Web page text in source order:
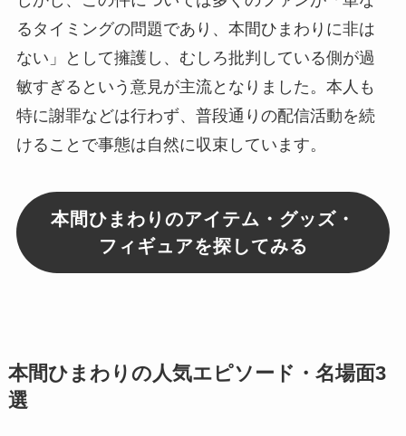
るタイミングの問題であり、本間ひまわりに非は
ない」として擁護し、むしろ批判している側が過
敏すぎるという意見が主流となりました。本人も
特に謝罪などは行わず、普段通りの配信活動を続
けることで事態は自然に収束しています。
本間ひまわりのアイテム・グッズ・
フィギュアを探してみる
本間ひまわりの人気エピソード・名場面3
選